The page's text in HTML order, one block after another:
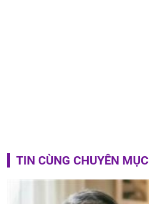
TIN CÙNG CHUYÊN MỤC